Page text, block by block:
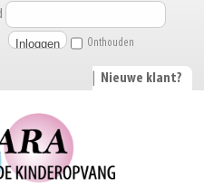
Onthouden
Nieuwe klant?